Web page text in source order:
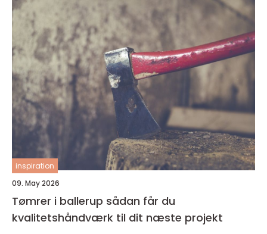
inspiration
09. May 2026
Tømrer i ballerup sådan får du
kvalitetshåndværk til dit næste projekt